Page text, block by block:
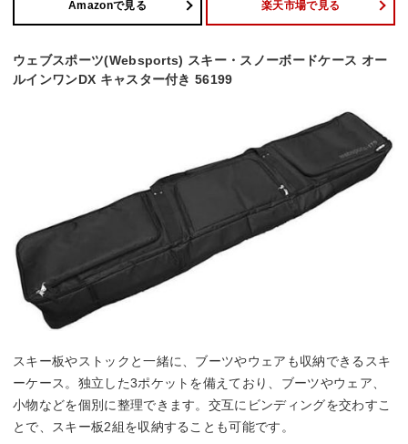
Amazonで見る 楽天市場で見る
ウェブスポーツ(Websports) スキー・スノーボードケース オー
ルインワンDX キャスター付き 56199
スキー板やストックと一緒に、ブーツやウェアも収納できるスキ
ーケース。独立した3ポケットを備えており、ブーツやウェア、
小物などを個別に整理できます。交互にビンディングを交わすこ
とで、スキー板2組を収納することも可能です。